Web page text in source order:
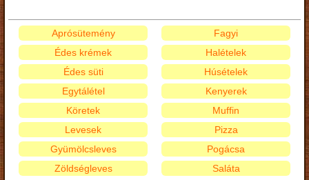
Aprósütemény
Édes krémek
Édes süti
Egytálétel
Fagyi
Halételek
Húsételek
Kenyerek
Köretek
Levesek
Gyümölcsleves
Zöldségleves
Muffin
Pizza
Pogácsa
Saláta